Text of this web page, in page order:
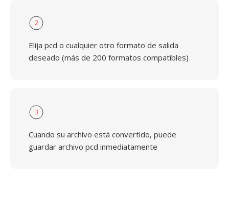
2
Elija pcd o cualquier otro formato de salida
deseado (más de 200 formatos compatibles)
3
Cuando su archivo está convertido, puede
guardar archivo pcd inmediatamente